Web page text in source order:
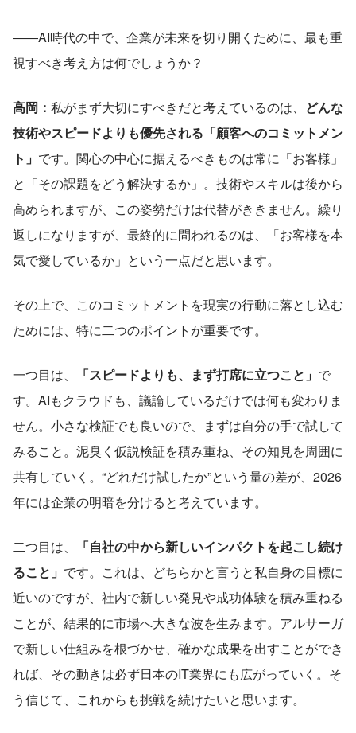
――AI時代の中で、企業が未来を切り開くために、最も重
視すべき考え方は何でしょうか？
高岡： 私がまず大切にすべきだと考えているのは、 どんな
技術やスピードよりも優先される「顧客へのコミットメン
ト」 です。関心の中心に据えるべきものは常に「お客様」
と「その課題をどう解決するか」。技術やスキルは後から
高められますが、この姿勢だけは代替がききません。繰り
返しになりますが、最終的に問われるのは、「お客様を本
気で愛しているか」という一点だと思います。
その上で、このコミットメントを現実の行動に落とし込む
ためには、特に二つのポイントが重要です。
一つ目は、 「スピードよりも、まず打席に立つこと」 で
す。AIもクラウドも、議論しているだけでは何も変わりま
せん。小さな検証でも良いので、まずは自分の手で試して
みること。泥臭く仮説検証を積み重ね、その知見を周囲に
共有していく。“どれだけ試したか”という量の差が、2026
年には企業の明暗を分けると考えています。
二つ目は、
「自社の中から新しいインパクトを起こし続け
ること」 です。これは、どちらかと言うと私自身の目標に
近いのですが、社内で新しい発見や成功体験を積み重ねる
ことが、結果的に市場へ大きな波を生みます。アルサーガ
で新しい仕組みを根づかせ、確かな成果を出すことができ
れば、その動きは必ず日本のIT業界にも広がっていく。そ
う信じて、これからも挑戦を続けたいと思います。